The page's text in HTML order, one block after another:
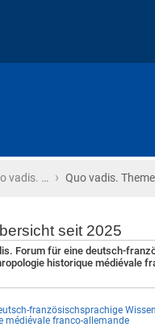
vadis. … › Quo vadis.
seit 2025
Forum für eine deutsch-
historique médiévale
französischsprachige
médiévale franco-allemande